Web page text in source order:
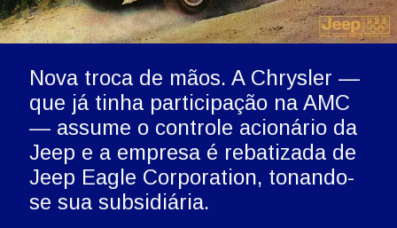
Nova troca de mãos. A Chrysler —
que já tinha participação na AMC
— assume o controle acionário da
Jeep e a empresa é rebatizada de
Jeep Eagle Corporation, tonando-
se sua subsidiária.